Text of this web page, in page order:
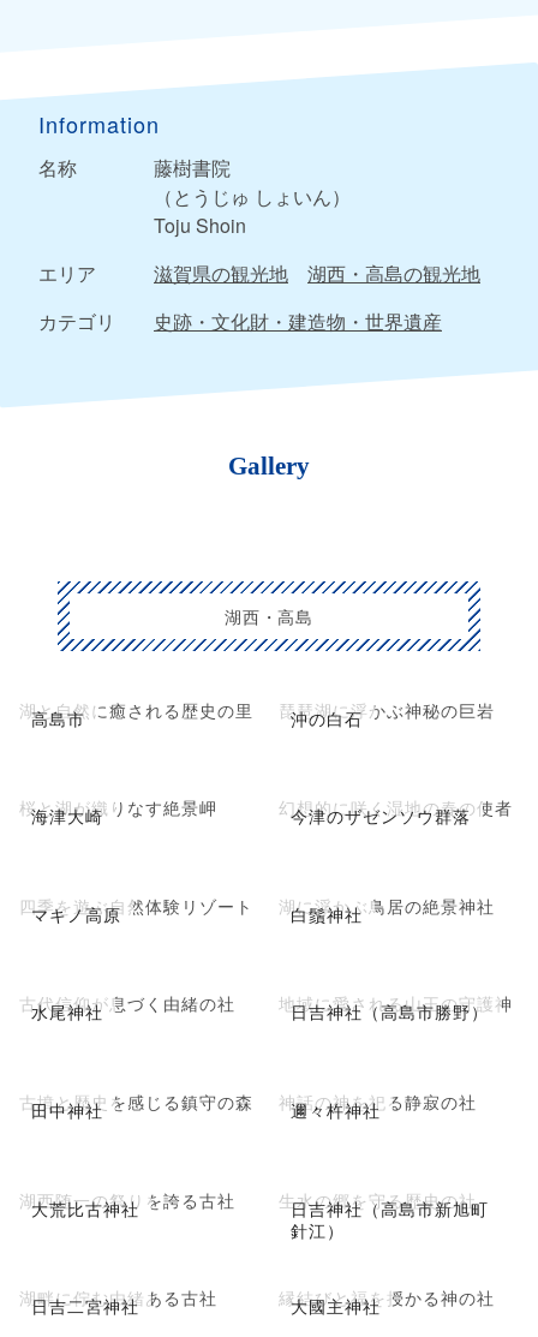
Information
名称
藤樹書院
（とうじゅ しょいん）
Toju Shoin
エリア
滋賀県の観光地
湖西・高島の観光地
カテゴリ
史跡・文化財・建造物・世界遺産
Gallery
湖西・高島
高島市
湖と自然に癒される歴史の里 沖の白石
琵琶湖に浮かぶ神秘の巨岩
海津大崎
桜と湖が織りなす絶景岬 今津のザゼンソウ群落
幻想的に咲く湿地の春の使者
マキノ高原
四季を遊ぶ自然体験リゾート 白鬚神社
湖に浮かぶ鳥居の絶景神社
水尾神社
古代信仰が息づく由緒の社 日吉神社（高島市勝野）
地域に愛される山王の守護神
田中神社
古墳と歴史を感じる鎮守の森 邇々杵神社
神話の神を祀る静寂の社
大荒比古神社
湖西随一の祭りを誇る古社
日吉神社（高島市新旭町
針江）
生水の郷を守る歴史の社
日吉二宮神社
湖畔に佇む由緒ある古社 大國主神社
縁結びと福を授かる神の社